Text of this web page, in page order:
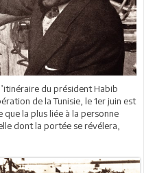
du président Habib
de la Tunisie, le 1er juin est
la plus liée à la personne
dont la portée se révélera,